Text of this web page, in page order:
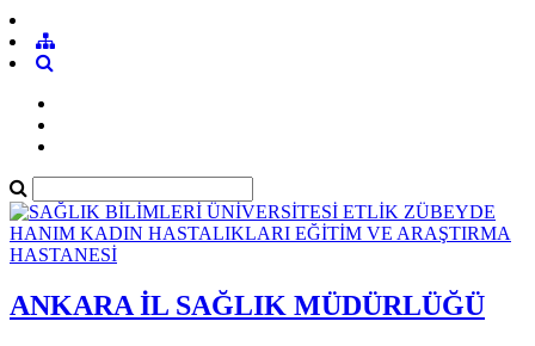
ANKARA İL SAĞLIK MÜDÜRLÜĞÜ